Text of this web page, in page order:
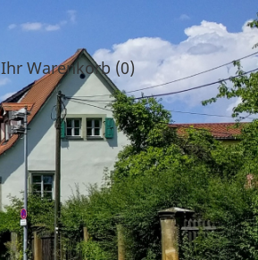
Ihr Warenkorb (0)